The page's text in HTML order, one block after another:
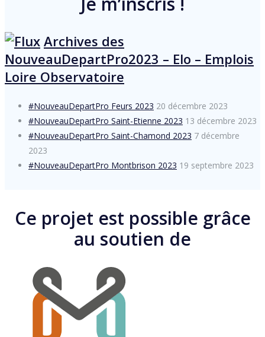
Archives des
NouveauDepartPro2023 – Elo – Emplois
Loire Observatoire
#NouveauDepartPro Feurs 2023 20 décembre 2023
#NouveauDepartPro Saint-Etienne 2023 13 décembre 2023
#NouveauDepartPro Saint-Chamond 2023 7 décembre
2023
#NouveauDepartPro Montbrison 2023 19 septembre 2023
Ce projet est possible grâce
au soutien de